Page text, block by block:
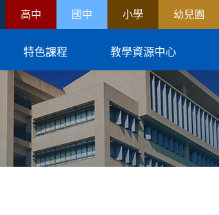
高中 國中 小學 幼兒園
特色課程 教學資源中心